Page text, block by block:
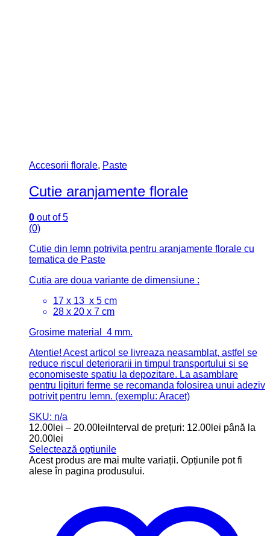
Accesorii florale, Paste
Cutie aranjamente florale
0 out of 5
(0)
Cutie din lemn potrivita pentru aranjamente florale cu
tematica de Paste
Cutia are doua variante de dimensiune :
17 x 13 x 5 cm
28 x 20 x 7 cm
Grosime material 4 mm.
Atentie! Acest articol se livreaza neasamblat, astfel se
reduce riscul deteriorarii in timpul transportului si se
economiseste spatiu la depozitare. La asamblare
pentru lipituri ferme se recomanda folosirea unui adeziv
potrivit pentru lemn. (exemplu: Aracet)
SKU: n/a
12.00 lei – 20.00 lei Interval de prețuri: 12.00lei până la
20.00lei
Selectează opțiunile
Acest produs are mai multe variații. Opțiunile pot fi
alese în pagina produsului.